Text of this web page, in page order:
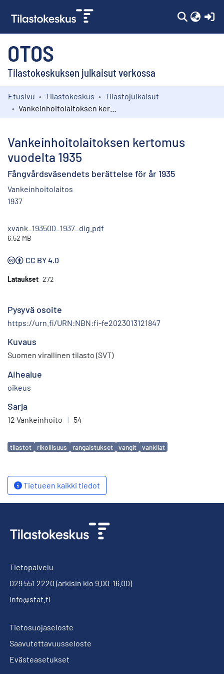
OTOS
Tilastokeskuksen julkaisut verkossa
Kokoelmat
Etusivu Tilastokeskus
Tilastojulkaisut
Vankeinhoitolaitoksen kertomus
vuodelta 1935
Fångvårdsväsendets berättelse för år 1935
Vankeinhoitolaitos
1937
xvank_193500_1937_dig.pdf
6.52 MB
CC BY 4.0
Lataukset 272
Pysyvä osoite
https://urn.fi/URN:NBN:fi-fe2023013121847
Kuvaus
Suomen virallinen tilasto (SVT)
Aihealue
oikeus
Sarja
12 Vankeinhoito | 54
Avainsanat
tilastot rikollisuus rangaistukset vangit vankilat
Tietueen kaikki tiedot
Tietopalvelu
029 551 2220 (arkisin klo 9.00-16.00)
info@stat.fi
Tietosuojaseloste
Saavutettavuusseloste
Evästeasetukset